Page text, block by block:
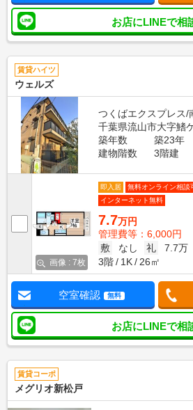
お店にLINEで相
賃貸ハイツ
ウェルズ
つくばエクスプレス/
千葉県流山市大字鰭
築年数
築23年
建物階数
3階建
画像 : 7枚
即入居
無料オンライン相談
インターネット無料
7.7万円
管理費等：6,000円
敷
なし 礼
7.7万
3階
1K 26㎡
空室確認 無料
お店にLINEで相
賃貸コーポ
メグリオ新松戸